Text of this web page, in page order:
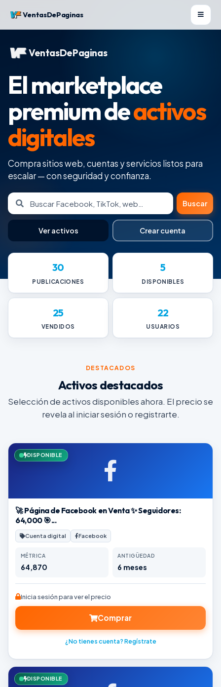
VentasDePaginas
VentasDePaginas
El marketplace
premium deactivos
digitales
Compra sitios web, cuentas y servicios listos para
escalar — con seguridad y confianza.
Buscar
Ver activos Crear cuenta
30
PUBLICACIONES
5
DISPONIBLES
25
VENDIDOS
22
USUARIOS
DESTACADOS
Activos destacados
Selección de activos disponibles ahora. El precio se
revela al iniciar sesión o registrarte.
DISPONIBLE
🚀 Página de Facebook en Venta ✨ Seguidores:
64,000 🎯...
Cuenta digital Facebook
MÉTRICA
64,870
ANTIGÜEDAD
6 meses
Inicia sesión para ver el precio
Comprar
¿No tienes cuenta? Regístrate
DISPONIBLE